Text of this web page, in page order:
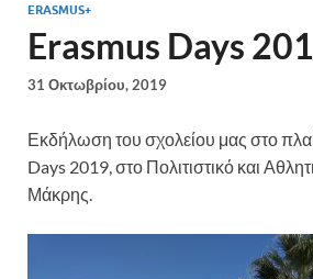
ERASMUS+
Erasmus Days
31 Οκτωβρίου, 2019
Εκδήλωση του σχολείου μας στο
Days 2019, στο Πολιτιστικό και
Μάκρης.